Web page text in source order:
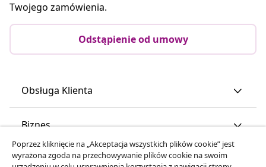
Twojego zamówienia.
Odstąpienie od umowy
Obsługa Klienta
Biznes
vidaXL
Poprzez kliknięcie na „Akceptacja wszystkich plików cookie” jest
wyrażona zgoda na przechowywanie plików cookie na swoim